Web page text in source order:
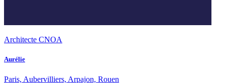
Architecte CNOA
Aurélie
Paris, Aubervilliers, Arpajon, Rouen